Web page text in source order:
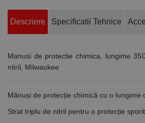
Descriere Specificatii Tehnice
Manusi de protectie chimica, lungime
nitril, Milwaukee
Mănuși de protecție chimică cu o lungime
Strat triplu de nitril pentru o protecție